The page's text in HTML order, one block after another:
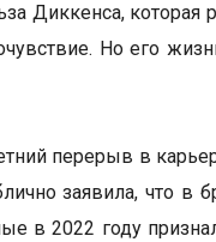
Диккенса,
Но его
перерыв в
заявила, что в
в 2022 году